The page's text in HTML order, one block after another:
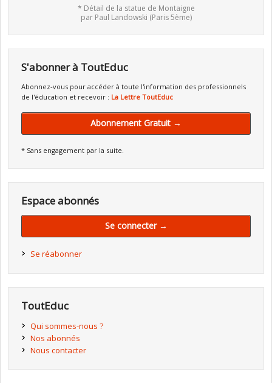
* Détail de la statue de Montaigne
par Paul Landowski (Paris 5ème)
S'abonner à ToutEduc
Abonnez-vous pour accéder à toute l'information des professionnels
de l'éducation et recevoir : La Lettre ToutEduc
Abonnement Gratuit →
* Sans engagement par la suite.
Espace abonnés
Se connecter →
Se réabonner
ToutEduc
Qui sommes-nous ?
Nos abonnés
Nous contacter